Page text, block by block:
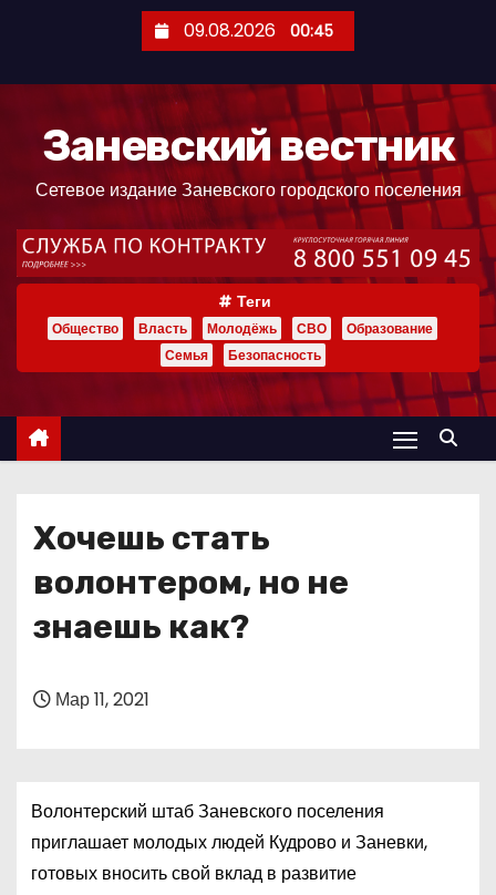
ж
09.08.2026 00:45
Заневский вестник
Сетевое издание Заневского городского поселения
Теги
Общество Власть Молодёжь СВО
Образование
Семья
Безопасность
Хочешь стать
волонтером, но не
знаешь как?
Мар 11, 2021
Волонтерский штаб Заневского поселения
приглашает молодых людей Кудрово и Заневки,
готовых вносить свой вклад в развитие